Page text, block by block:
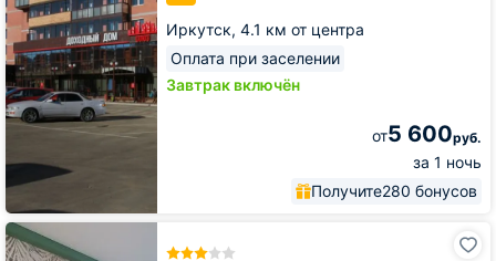
Иркутск, 4.1 км от центра
Оплата при заселении
Завтрак включён
от5 600руб.
за 1 ночь
Получите280 бонусов
Гостиница
Business